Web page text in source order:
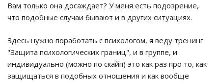
Вам только она досаждает? У меня есть подозрение,
что подобные случаи бывают и в других ситуациях.
Здесь нужно поработать с психологом, я веду тренинг
"Защита психологических границ", и в группе, и
индивидуально (можно по скайп) это как раз про то, как
защищаться в подобных отношения и как вообще